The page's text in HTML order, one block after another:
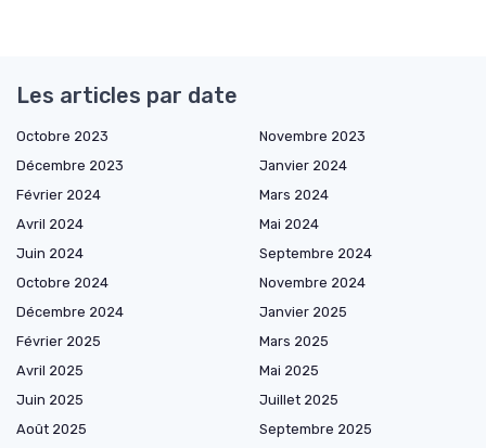
Les articles par date
Octobre 2023
Novembre 2023
Décembre 2023
Janvier 2024
Février 2024
Mars 2024
Avril 2024
Mai 2024
Juin 2024
Septembre 2024
Octobre 2024
Novembre 2024
Décembre 2024
Janvier 2025
Février 2025
Mars 2025
Avril 2025
Mai 2025
Juin 2025
Juillet 2025
Août 2025
Septembre 2025